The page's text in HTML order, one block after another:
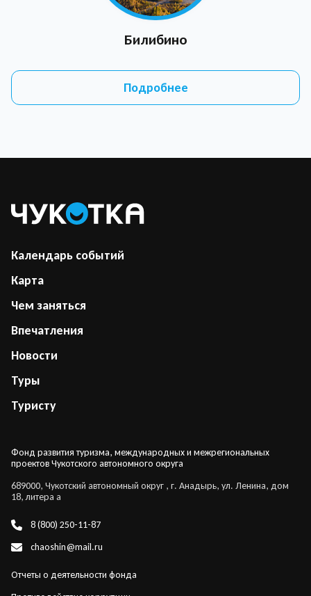
Билибино
Подробнее
Календарь событий
Карта
Чем заняться
Впечатления
Новости
Туры
Туристу
Фонд развития туризма, международных и межрегиональных
проектов Чукотского автономного округа
689000, Чукотский автономный округ , г. Анадырь, ул. Ленина, дом
18, литера а
8 (800) 250-11-87
chaoshin@mail.ru
Отчеты о деятельности фонда